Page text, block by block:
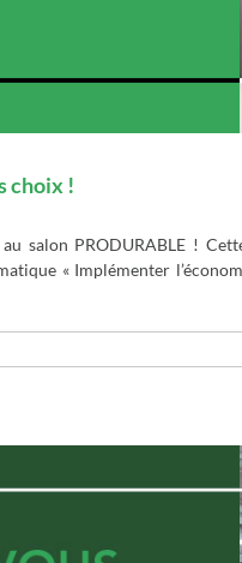
choix !
salon PRODURABLE !
« Implémenter